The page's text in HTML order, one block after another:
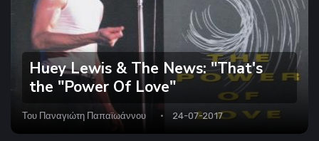
Huey Lewis & The News: "That's
the "Power Of Love"
Του Παναγιώτη Παπαϊωάννου 24-07-2017